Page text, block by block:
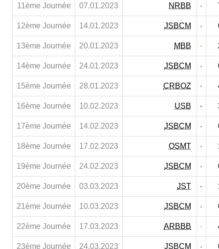
11ème Journée 07.01.2023 NRBB
12ème Journée 14.01.2023 JSBCM
13ème Journée 20.01.2023 MBB
14ème Journée 24.01.2023 JSBCM
15ème Journée 28.01.2023 CRBOZ
16ème Journée 10.02.2023 USB
17ème Journée 14.02.2023 JSBCM
18ème Journée 17.02.2023 OSMT
19ème Journée 24.02.2023 JSBCM
20ème Journée 03.03.2023 JST
21ème Journée 10.03.2023 JSBCM
22ème Journée 17.03.2023 ARBBB
23ème Journée 24.03.2023 JSBCM